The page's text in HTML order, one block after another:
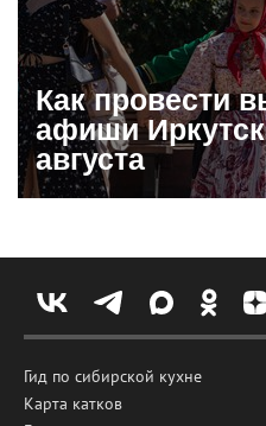
Как провести
афиши
августа
Гид по сибирской кухне
Карта катков